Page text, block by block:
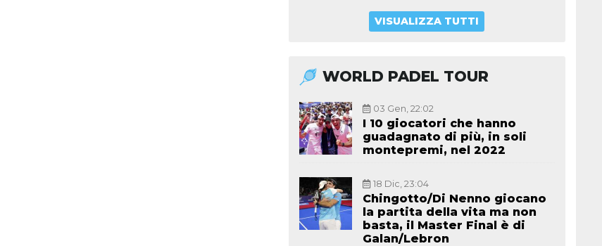
VISUALIZZA TUTTI
WORLD PADEL TOUR
03 Gen, 22:02
I 10 giocatori che hanno
guadagnato di più, in soli
montepremi, nel 2022
18 Dic, 23:04
Chingotto/Di Nenno giocano
la partita della vita ma non
basta, il Master Final è di
Galan/Lebron